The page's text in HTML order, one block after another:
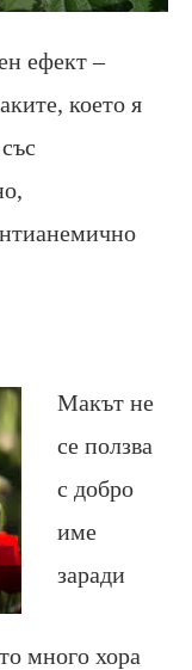
ефект –
което я
Макът не
се ползва
с добро
име
заради
много хора